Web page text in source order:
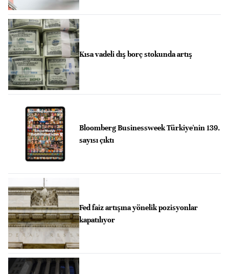
Kısa vadeli dış borç stokunda artış
Bloomberg Businessweek Türkiye'nin 139.
sayısı çıktı
Fed faiz artışına yönelik pozisyonlar
kapatılıyor